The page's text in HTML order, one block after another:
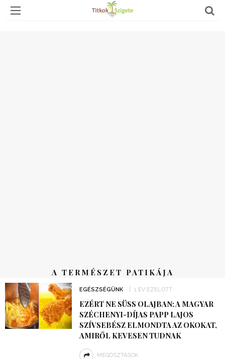
A TERMÉSZET PATIKÁJA
EGÉSZSÉGÜNK 1 ÉV EZELŐTT
EZÉRT NE SÜSS OLAJBAN: A MAGYAR
SZÉCHENYI-DÍJAS PAPP LAJOS
SZÍVSEBÉSZ ELMONDTA AZ OKOKAT,
AMIRŐL KEVESEN TUDNAK
MEGOSZTÁSOK